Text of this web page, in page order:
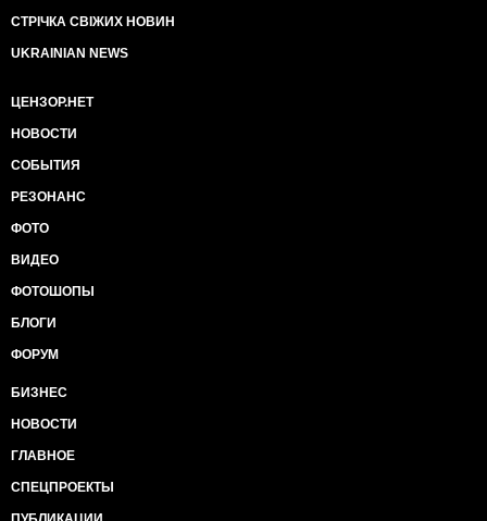
СТРІЧКА СВІЖИХ НОВИН
UKRAINIAN NEWS
ЦЕНЗОР.НЕТ
НОВОСТИ
СОБЫТИЯ
РЕЗОНАНС
ФОТО
ВИДЕО
ФОТОШОПЫ
БЛОГИ
ФОРУМ
БИЗНЕС
НОВОСТИ
ГЛАВНОЕ
СПЕЦПРОЕКТЫ